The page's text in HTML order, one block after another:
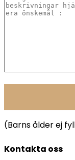
(Barns ålder ej
Kontakta oss